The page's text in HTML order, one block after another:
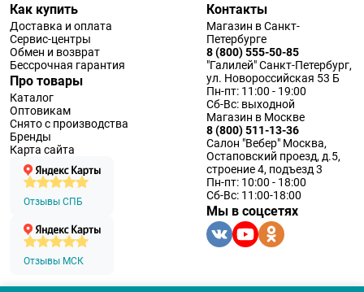
Как купить
Доставка и оплата
Сервис-центры
Обмен и возврат
Бессрочная гарантия
Про товары
Каталог
Оптовикам
Снято с производства
Бренды
Карта сайта
Отзывы СПБ
Отзывы МСК
Контакты
Магазин в Санкт-
Петербурге
8 (800) 555-50-85
"Галилей" Санкт-Петербург,
ул. Новороссийская 53 Б
Пн-пт: 11:00 - 19:00
Сб-Вс: выходной
Магазин в Москве
8 (800) 511-13-36
Салон "Вебер" Москва,
Остаповский проезд, д.5,
строение 4, подъезд 3
Пн-пт: 10:00 - 18:00
Сб-Вс: 11:00-18:00
Мы в соцсетях